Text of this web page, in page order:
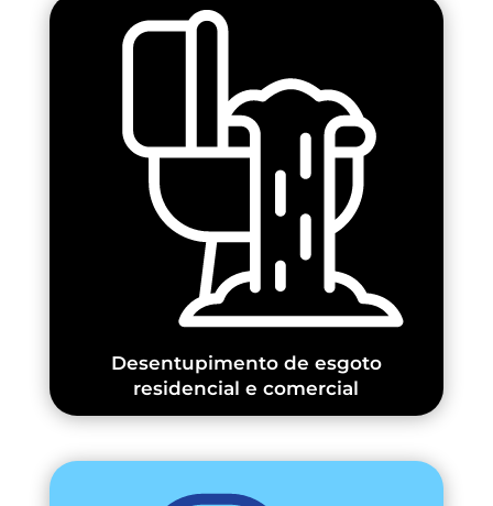
Desentupimento de esgoto
residencial e comercial